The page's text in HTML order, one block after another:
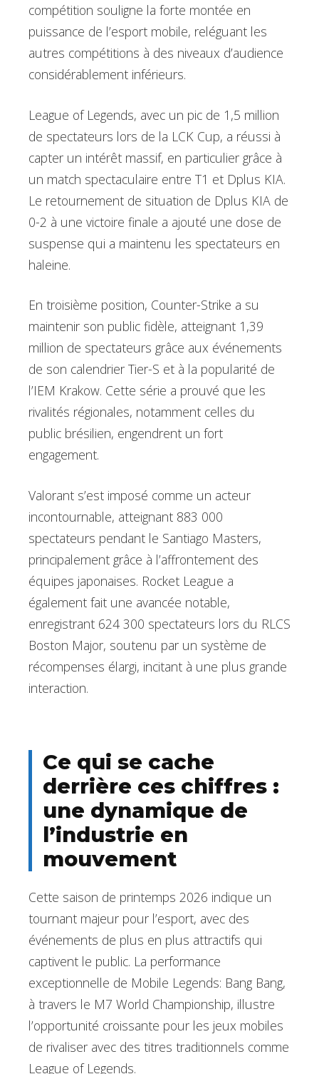
compétition souligne la forte montée en
puissance de l’esport mobile, reléguant les
autres compétitions à des niveaux d’audience
considérablement inférieurs.
League of Legends, avec un pic de 1,5 million
de spectateurs lors de la LCK Cup, a réussi à
capter un intérêt massif, en particulier grâce à
un match spectaculaire entre T1 et Dplus KIA.
Le retournement de situation de Dplus KIA de
0-2 à une victoire finale a ajouté une dose de
suspense qui a maintenu les spectateurs en
haleine.
En troisième position, Counter-Strike a su
maintenir son public fidèle, atteignant 1,39
million de spectateurs grâce aux événements
de son calendrier Tier-S et à la popularité de
l’IEM Krakow. Cette série a prouvé que les
rivalités régionales, notamment celles du
public brésilien, engendrent un fort
engagement.
Valorant s’est imposé comme un acteur
incontournable, atteignant 883 000
spectateurs pendant le Santiago Masters,
principalement grâce à l’affrontement des
équipes japonaises. Rocket League a
également fait une avancée notable,
enregistrant 624 300 spectateurs lors du RLCS
Boston Major, soutenu par un système de
récompenses élargi, incitant à une plus grande
interaction.
Ce qui se cache
derrière ces chiffres :
une dynamique de
l’industrie en
mouvement
Cette saison de printemps 2026 indique un
tournant majeur pour l’esport, avec des
événements de plus en plus attractifs qui
captivent le public. La performance
exceptionnelle de Mobile Legends: Bang Bang,
à travers le M7 World Championship, illustre
l’opportunité croissante pour les jeux mobiles
de rivaliser avec des titres traditionnels comme
League of Legends.